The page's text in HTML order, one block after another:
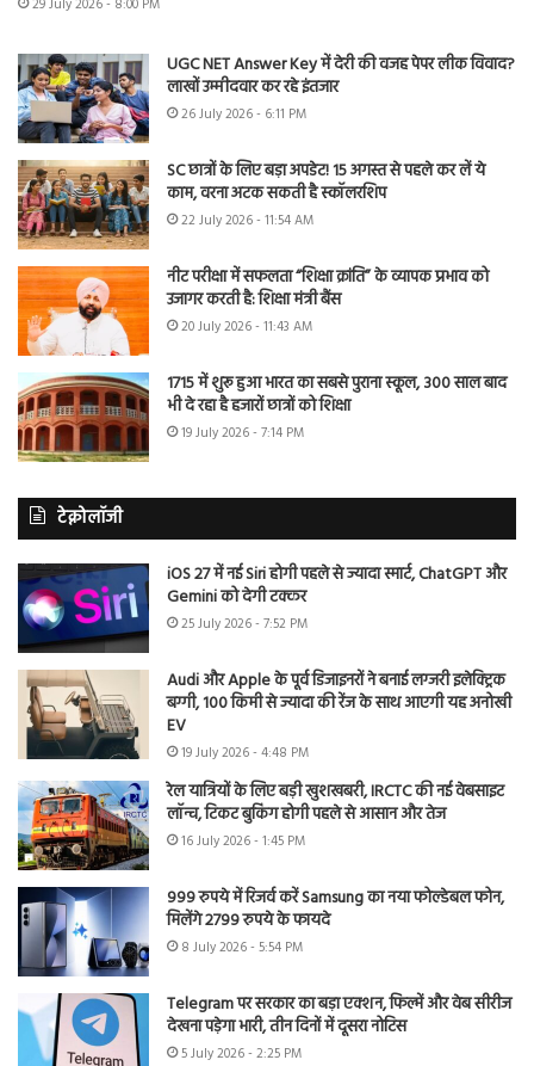
29 July 2026 - 8:00 PM
UGC NET Answer Key में देरी की वजह पेपर लीक विवाद?
लाखों उम्मीदवार कर रहे इंतजार
26 July 2026 - 6:11 PM
SC छात्रों के लिए बड़ा अपडेट! 15 अगस्त से पहले कर लें ये
काम, वरना अटक सकती है स्कॉलरशिप
22 July 2026 - 11:54 AM
नीट परीक्षा में सफलता “शिक्षा क्रांति” के व्यापक प्रभाव को
उजागर करती है: शिक्षा मंत्री बैंस
20 July 2026 - 11:43 AM
1715 में शुरू हुआ भारत का सबसे पुराना स्कूल, 300 साल बाद
भी दे रहा है हजारों छात्रों को शिक्षा
19 July 2026 - 7:14 PM
टेक्नोलॉजी
iOS 27 में नई Siri होगी पहले से ज्यादा स्मार्ट, ChatGPT और
Gemini को देगी टक्कर
25 July 2026 - 7:52 PM
Audi और Apple के पूर्व डिजाइनरों ने बनाई लग्जरी इलेक्ट्रिक
बग्गी, 100 किमी से ज्यादा की रेंज के साथ आएगी यह अनोखी
EV
19 July 2026 - 4:48 PM
रेल यात्रियों के लिए बड़ी खुशखबरी, IRCTC की नई वेबसाइट
लॉन्च, टिकट बुकिंग होगी पहले से आसान और तेज
16 July 2026 - 1:45 PM
999 रुपये में रिजर्व करें Samsung का नया फोल्डेबल फोन,
मिलेंगे 2799 रुपये के फायदे
8 July 2026 - 5:54 PM
Telegram पर सरकार का बड़ा एक्शन, फिल्में और वेब सीरीज
देखना पड़ेगा भारी, तीन दिनों में दूसरा नोटिस
5 July 2026 - 2:25 PM